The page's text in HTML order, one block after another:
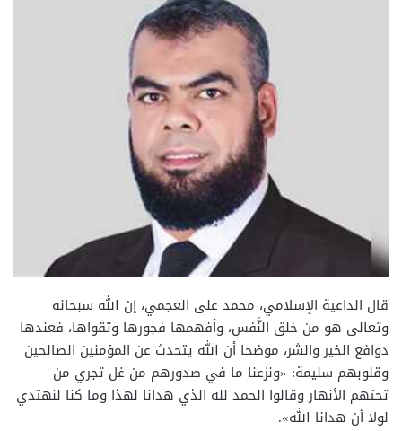
قال الداعية الإسلامي، محمد على العجمي، إن الله سبحانه
وتعالى هو من خلق النَّفس، وأفهمها فجورها وتقواها، فعندها
دوافع الخير والشر، موضحا أن الله يتحدث عن المؤمنين الصالحين
وقلوبهم سليمة: «ونزعنا ما في صدورهم من غل تجري من
تحتهم الأنهار وقالوا الحمد لله الذي هدانا لهذا وما كنا لنهتدي
لولا أن هدانا الله».